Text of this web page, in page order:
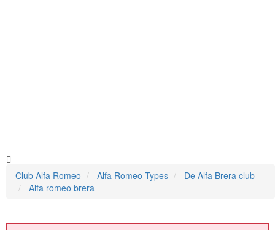
Club Alfa Romeo Alfa Romeo Types
De Alfa Brera club
Alfa romeo brera